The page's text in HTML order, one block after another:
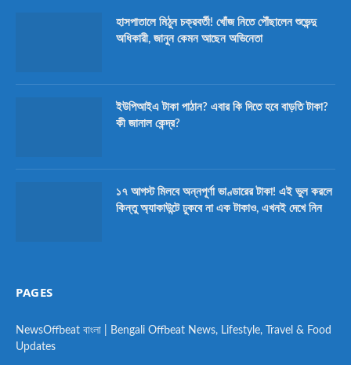
হাসপাতালে মিঠুন চক্রবর্তী! খোঁজ নিতে পৌঁছালেন শুভেন্দু
অধিকারী, জানুন কেমন আছেন অভিনেতা
ইউপিআইএ টাকা পাঠান? এবার কি দিতে হবে বাড়তি টাকা?
কী জানাল কেন্দ্র?
১৭ আগস্ট মিলবে অন্নপূর্ণা ভাণ্ডারের টাকা! এই ভুল করলে
কিন্তু অ্যাকাউন্টে ঢুকবে না এক টাকাও, এখনই দেখে নিন
PAGES
NewsOffbeat বাংলা | Bengali Offbeat News, Lifestyle, Travel & Food
Updates